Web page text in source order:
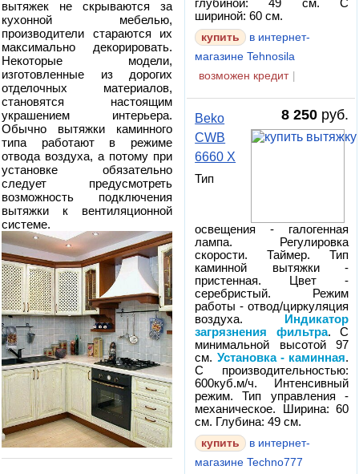
вытяжек не скрываются за
кухонной мебелью,
производители стараются их
максимально декорировать.
Некоторые модели,
изготовленные из дорогих
отделочных материалов,
становятся настоящим
украшением интерьера.
Обычно вытяжки каминного
типа работают в режиме
отвода воздуха, а потому при
установке обязательно
следует предусмотреть
возможность подключения
вытяжки к вентиляционной
системе.
глубиной: 49 см. С
шириной: 60 см.
в интернет-
магазине Tehnosila
возможен кредит
8 250 руб.
Beko
CWB
6660 X
Тип
освещения - галогенная
лампа. Регулировка
скорости. Таймер. Тип
каминной вытяжки -
пристенная. Цвет -
серебристый. Режим
работы - отвод/циркуляция
воздуха.
Индикатор
загрязнения фильтра. С
минимальной высотой 97
см. Установка - каминная.
С производительностью:
600куб.м/ч. Интенсивный
режим. Тип управления -
механическое. Ширина: 60
см. Глубина: 49 см.
в интернет-
магазине Techno777